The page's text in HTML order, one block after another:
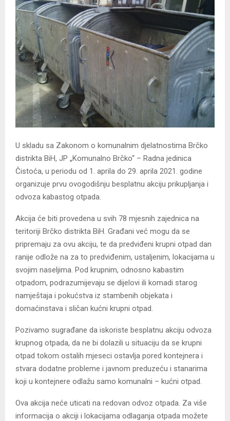
U skladu sa Zakonom o komunalnim djelatnostima Brčko
distrikta BiH, JP „Komunalno Brčko“ – Radna jedinica
Čistoća, u periodu od 1. aprila do 29. aprila 2021. godine
organizuje prvu ovogodišnju besplatnu akciju prikupljanja i
odvoza kabastog otpada.
Akcija će biti provedena u svih 78 mjesnih zajednica na
teritoriji Brčko distrikta BiH. Građani već mogu da se
pripremaju za ovu akciju, te da predviđeni krupni otpad dan
ranije odlože na za to predviđenim, ustaljenim, lokacijama u
svojim naseljima. Pod krupnim, odnosno kabastim
otpadom, podrazumijevaju se dijelovi ili komadi starog
namještaja i pokućstva iz stambenih objekata i
domaćinstava i sličan kućni krupni otpad.
Pozivamo sugrađane da iskoriste besplatnu akciju odvoza
krupnog otpada, da ne bi dolazili u situaciju da se krupni
otpad tokom ostalih mjeseci ostavlja pored kontejnera i
stvara dodatne probleme i javnom preduzeću i stanarima
koji u kontejnere odlažu samo komunalni – kućni otpad.
Ova akcija neće uticati na redovan odvoz otpada. Za više
informacija o akciji i lokacijama odlaganja otpada možete